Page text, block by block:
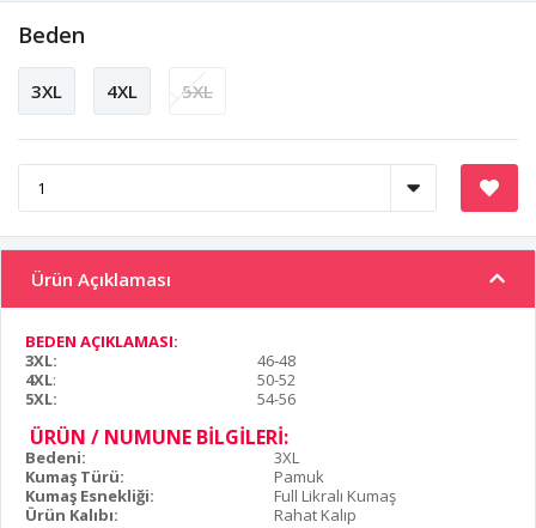
Beden
3XL 4XL 5XL
Ürün Açıklaması
BEDEN AÇIKLAMASI:
3XL:
46-48
4XL:
50-52
5XL:
54-56
ÜRÜN / NUMUNE BİLGİLERİ:
Bedeni:
3XL
Kumaş Türü:
Pamuk
Kumaş Esnekliği:
Full Likralı Kumaş
Ürün Kalıbı:
Rahat Kalıp